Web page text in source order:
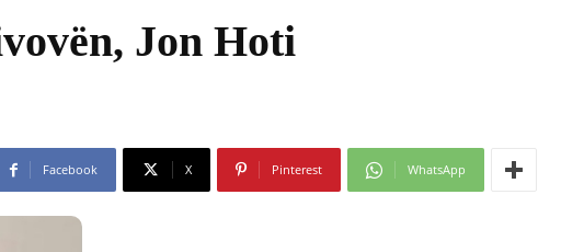
Jon Hoti
Facebook X Pinterest WhatsApp